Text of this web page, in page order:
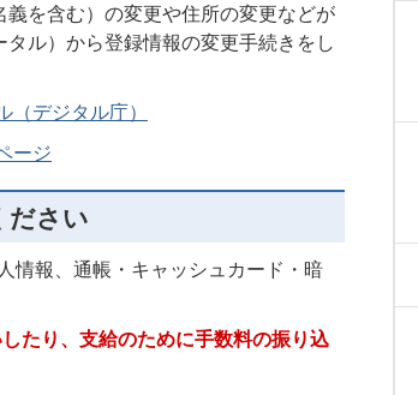
を含む）の変更や住所の変更などが
ル）から登録情報の変更手続きをし
デジタル庁）
ージ
ださい
情報、通帳・キャッシュカード・暗
たり、支給のために手数料の振り込